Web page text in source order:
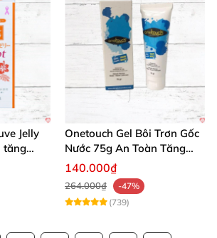
Jelly
tăng
dụng
Onetouch Gel Bôi Trơn Gốc
Nước 75g An Toàn Tăng
Khoái Cảm
140.000₫
264.000₫
-47%
(739)